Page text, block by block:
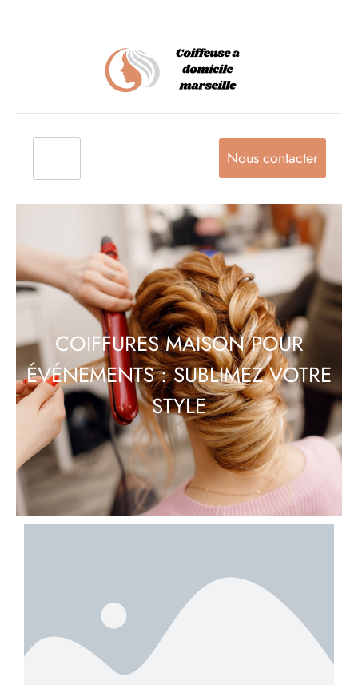
Nous contacter
COIFFURES MAISON POUR
ÉVÉNEMENTS : SUBLIMEZ VOTRE
STYLE